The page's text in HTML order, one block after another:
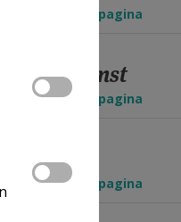
naar deze webpagina
naar deze webpagina
naar deze webpagina